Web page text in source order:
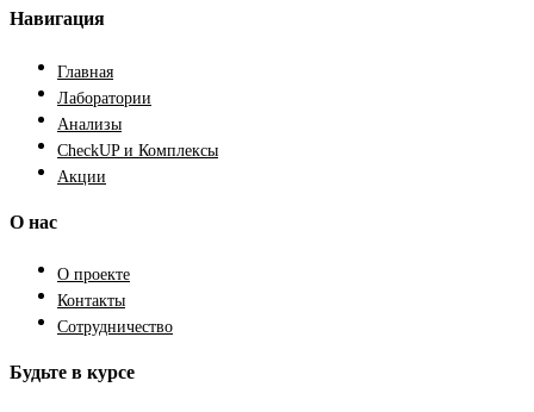
Навигация
Главная
Лаборатории
Анализы
CheckUP и Комплексы
Акции
О нас
О проекте
Контакты
Сотрудничество
Будьте в курсе